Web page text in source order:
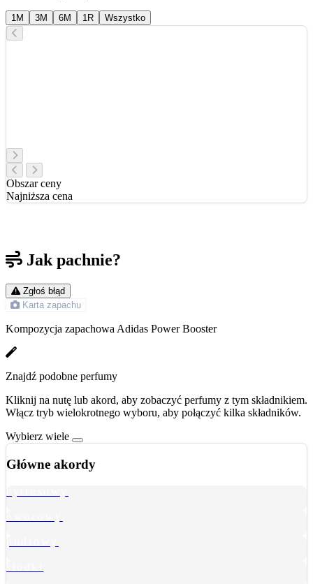
1M 3M 6M 1R Wszystko
Obszar ceny
Najniższa cena
Jak pachnie?
Zgłoś błąd
Karta zapachu
Kompozycja zapachowa Adidas Power Booster
Znajdź podobne perfumy
Kliknij na nutę lub akord, aby zobaczyć perfumy z tym składnikiem.
Włącz tryb wielokrotnego wyboru, aby połączyć kilka składników.
Wybierz wiele
Główne akordy